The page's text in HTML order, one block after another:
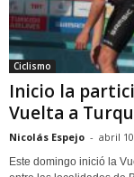
Ciclismo
Inicio la
Vuelta a
Nicolás Espejo - abril
Este domingo inició la